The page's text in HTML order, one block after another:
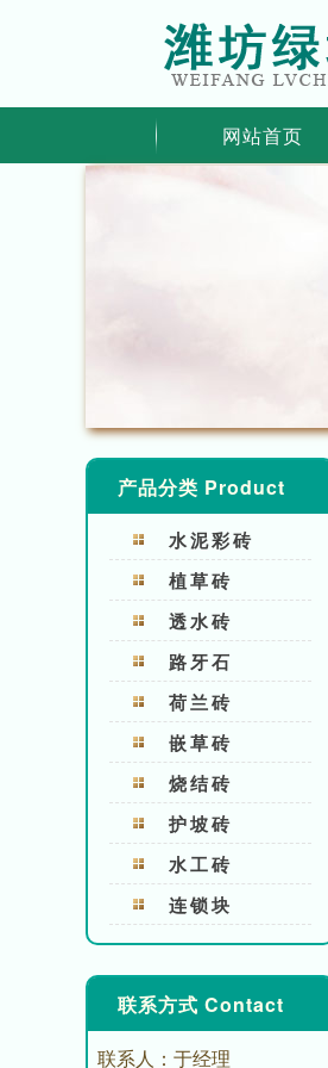
网站首页
产品分类 Product
水泥彩砖
植草砖
透水砖
路牙石
荷兰砖
嵌草砖
烧结砖
护坡砖
水工砖
连锁块
联系方式 Contact
联系人：于经理